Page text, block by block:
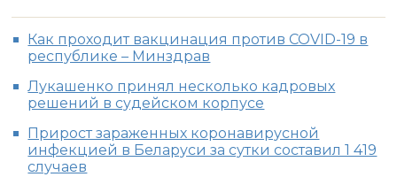
Как проходит вакцинация против COVID-19 в
республике – Минздрав
Лукашенко принял несколько кадровых
решений в судейском корпусе
Прирост зараженных коронавирусной
инфекцией в Беларуси за сутки составил 1 419
случаев